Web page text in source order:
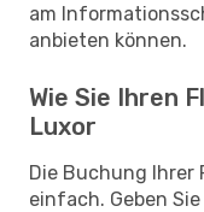
am
anbieten können.
Wie Sie Ihren
Luxor
Die Buchung Ihrer
einfach. Geben